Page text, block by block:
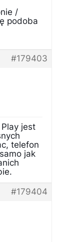
/
podoba
#179403
jest
telefon
jak
#179404